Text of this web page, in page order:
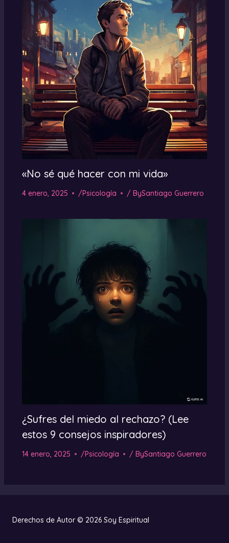
«No sé qué hacer con mi vida»
4 enero, 2025 /Psicología / BySantiago Guerrero
¿Sufres del miedo al rechazo? (Lee
estos 9 consejos inspiradores)
14 enero, 2025 /Psicología / BySantiago Guerrero
Derechos de Autor © 2026 Soy Espiritual